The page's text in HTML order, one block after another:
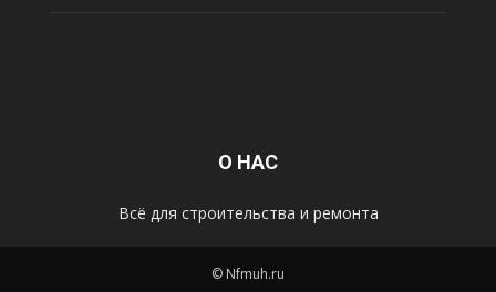
О НАС
Всё для строительства и ремонта
© Nfmuh.ru